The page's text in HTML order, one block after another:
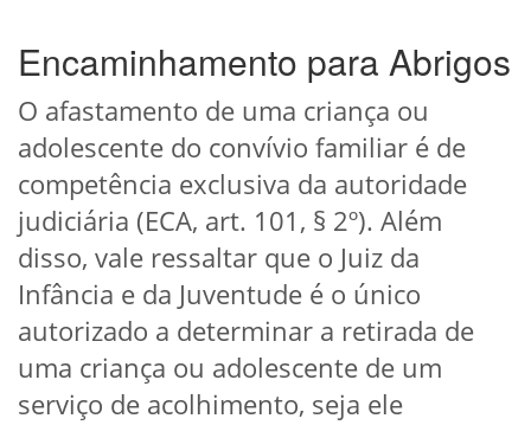
Encaminhamento para Abrigos
O afastamento de uma criança ou
adolescente do convívio familiar é de
competência exclusiva da autoridade
judiciária (ECA, art. 101, § 2º). Além
disso, vale ressaltar que o Juiz da
Infância e da Juventude é o único
autorizado a determinar a retirada de
uma criança ou adolescente de um
serviço de acolhimento, seja ele